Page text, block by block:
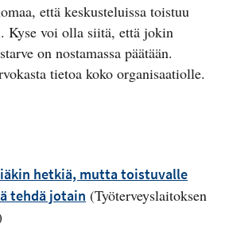
että keskusteluissa toistuu
Kyse voi olla siitä, että jokin
on nostamassa päätään.
tietoa koko organisaatiolle.
hetkiä, mutta toistuvalle
tehdä jotain (Työterveyslaitoksen